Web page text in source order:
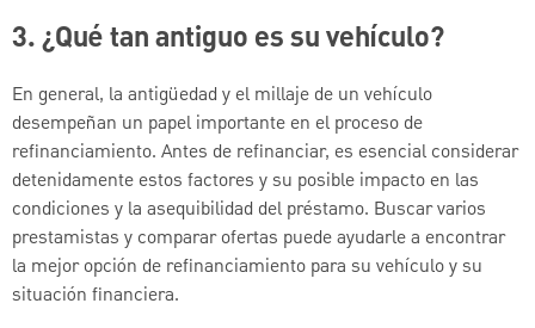
3. ¿Qué tan antiguo es su vehículo?
En general, la antigüedad y el millaje de un vehículo
desempeñan un papel importante en el proceso de
refinanciamiento. Antes de refinanciar, es esencial considerar
detenidamente estos factores y su posible impacto en las
condiciones y la asequibilidad del préstamo. Buscar varios
prestamistas y comparar ofertas puede ayudarle a encontrar
la mejor opción de refinanciamiento para su vehículo y su
situación financiera.